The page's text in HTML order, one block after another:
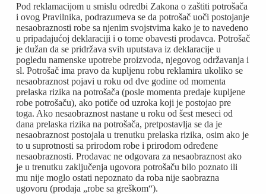
Pod reklamacijom u smislu odredbi Zakona o zaštiti potrošača
i ovog Pravilnika, podrazumeva se da potrošač uoči postojanje
nesaobraznosti robe sa njenim svojstvima kako je to navedeno
u pripadajućoj deklaraciji i o tome obavesti prodavca. Potrošač
je dužan da se pridržava svih uputstava iz deklaracije u
pogledu namenske upotrebe proizvoda, njegovog održavanja i
sl. Potrošač ima pravo da kupljenu robu reklamira ukoliko se
nesaobraznost pojavi u roku od dve godine od momenta
prelaska rizika na potrošača (posle momenta predaje kupljene
robe potrošaču), ako potiče od uzroka koji je postojao pre
toga. Ako nesaobraznost nastane u roku od šest meseci od
dana prelaska rizika na potrošača, pretpostavlja se da je
nesaobraznost postojala u trenutku prelaska rizika, osim ako je
to u suprotnosti sa prirodom robe i prirodom određene
nesaobraznosti. Prodavac ne odgovara za nesaobraznost ako
je u trenutku zaključenja ugovora potrošaču bilo poznato ili
mu nije moglo ostati nepoznato da roba nije saobrazna
ugovoru (prodaja „robe sa greškom“).